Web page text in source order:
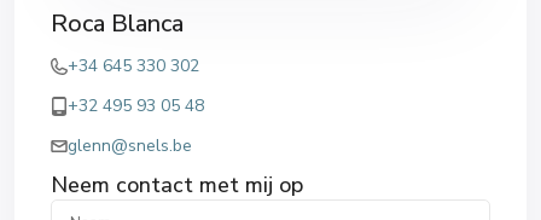
Roca Blanca
+34 645 330 302
+32 495 93 05 48
glenn@snels.be
Neem contact met mij op